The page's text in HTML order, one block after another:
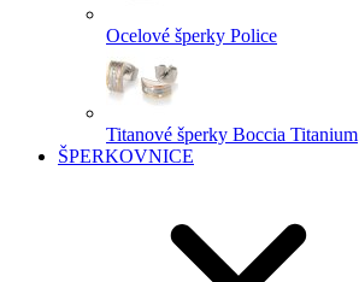
Ocelové šperky Police
Titanové šperky Boccia Titanium
ŠPERKOVNICE